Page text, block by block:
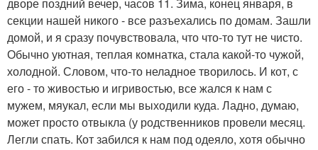
секции нашей никого - все разъехались по домам. Зашли
домой, и я сразу почувствовала, что что-то тут не чисто.
Обычно уютная, теплая комнатка, стала какой-то чужой,
холодной. Словом, что-то неладное творилось. И кот, с
его - то живостью и игривостью, все жался к нам с
мужем, мяукал, если мы выходили куда. Ладно, думаю,
может просто отвыкла (у родственников провели месяц.
Легли спать. Кот забился к нам под одеяло, хотя обычно